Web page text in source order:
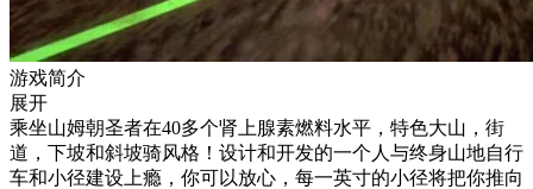
游戏简介
展开
乘坐山姆朝圣者在40多个肾上腺素燃料水平，特色大山，街
道，下坡和斜坡骑风格！设计和开发的一个人与终身山地自行
车和小径建设上瘾，你可以放心，每一英寸的小径将把你推向